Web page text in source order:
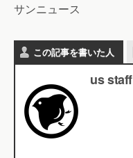
サンニュース
この記事を書いた人
us staff